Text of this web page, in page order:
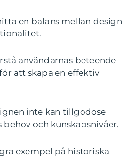
en balans mellan design
användarnas beteende
att skapa en effektiv
inte kan tillgodose
behov och kunskapsnivåer.
exempel på historiska